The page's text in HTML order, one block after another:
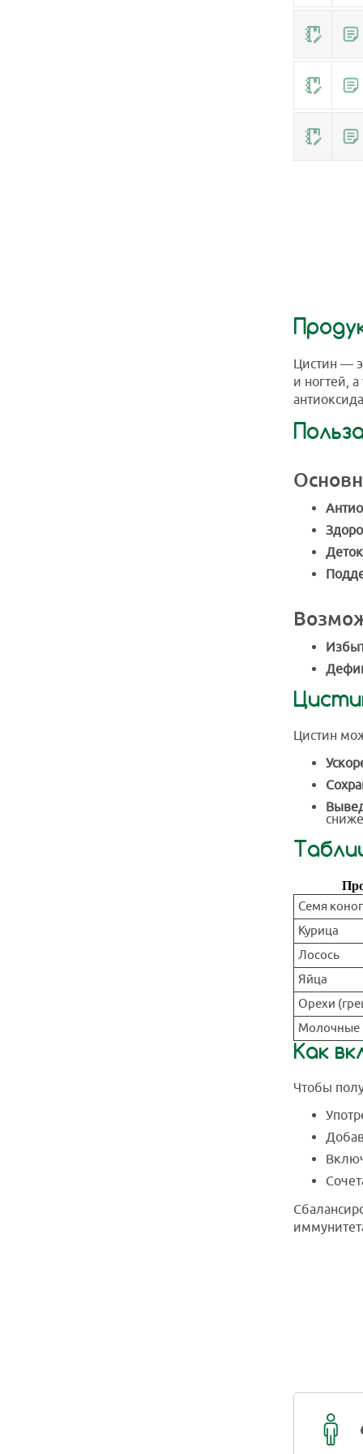
Цистин —
и ногтей,
Цистин
Семя
Курица
Лосось
Яйца
Орехи
Молочные
Как
Чтобы